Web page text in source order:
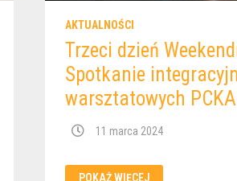
AKTUALNOŚCI
Trzeci dzień
Spotkanie
warsztatowych PCKA
11 marca 2024
TRZECI
POKAŻ WIĘCEJ